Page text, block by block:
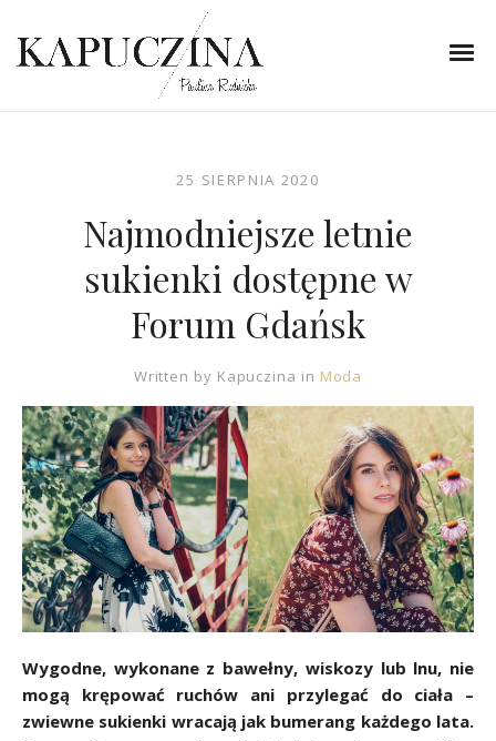
25 SIERPNIA 2020
Najmodniejsze letnie
sukienki dostępne w
Forum Gdańsk
Written by Kapuczina in Moda
Wygodne, wykonane z bawełny, wiskozy lub lnu, nie
mogą krępować ruchów ani przylegać do ciała –
zwiewne sukienki wracają jak bumerang każdego lata.